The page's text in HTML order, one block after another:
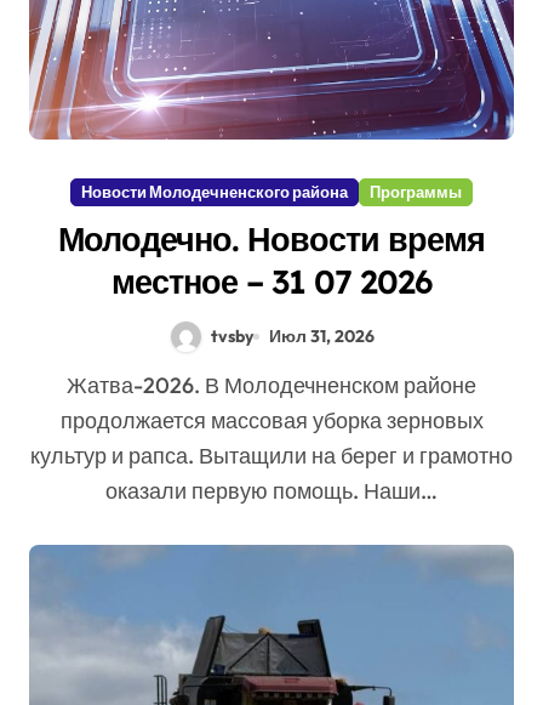
Новости Молодечненского района Программы
Молодечно. Новости время
местное – 31 07 2026
tvsby Июл 31, 2026
Жатва-2026. В Молодечненском районе
продолжается массовая уборка зерновых
культур и рапса. Вытащили на берег и грамотно
оказали первую помощь. Наши…